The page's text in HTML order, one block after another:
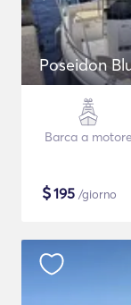
Poseidon
Barca a motore
$195 /giorno